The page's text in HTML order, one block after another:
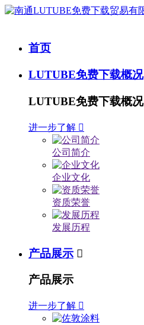
首页
LUTUBE免费下载概况
LUTUBE免费下载概况
进一步了解 
公司简介
企业文化
资质荣誉
发展历程
产品展示 
产品展示
进一步了解 